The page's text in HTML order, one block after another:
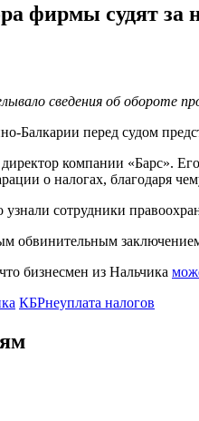
фирмы судят за
сведения об обороте
Балкарии перед судом
компании «Барс».
о налогах, благодаря
сотрудники
обвинительным
бизнесмен из Нальчика
КБРнеуплата налогов